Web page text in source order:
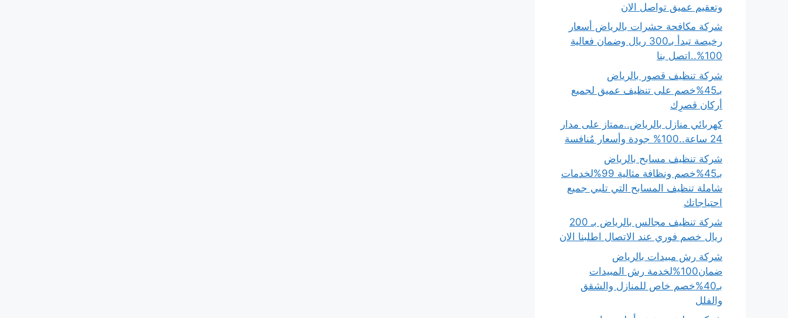
وتعقيم عميق تواصل الان
شركة مكافحة حشرات بالرياض أسعار
رخيصة تبدأ بـ300 ريال وضمان فعالية
100%..اتصل بنا
شركة تنظيف قصور بالرياض
بـ45%خصم على تنظيف عميق لجميع
أركان قصرِك
كهربائي منازل بالرياض..ممتاز على مدار
24 ساعة..100% جودة وأسعار مُنافسة
شركة تنظيف مسابح بالرياض
بـ45%خصم ونظافة مثالية 99%لخدمات
شاملة تنظيف المسابح التي تلبي جميع
احتياجاتك
شركة تنظيف مجالس بالرياض بـ 200
ريال خصم فوري عند الاتصال اطلبنا الان
شركة رش مبيدات بالرياض
ضمان100%لخدمة رش المبيدات
بـ40%خصم خاص للمنازل والشقق
والفلل